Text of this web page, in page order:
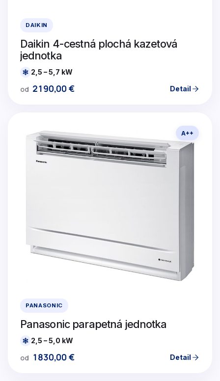
DAIKIN
Daikin 4-cestná plochá kazetová
jednotka
2,5 – 5,7 kW
od 2190,00 € Detail
A++
PANASONIC
Panasonic parapetná jednotka
2,5 – 5,0 kW
od 1830,00 € Detail